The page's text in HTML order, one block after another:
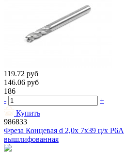
119.72 руб
146.06 руб
186
-
+
Купить
986833
Фреза Концевая d 2,0х 7х39 ц/х
вышлифованная